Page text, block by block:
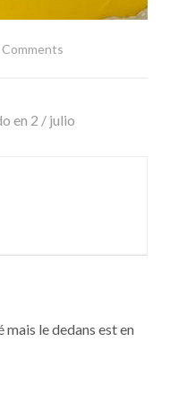
Comments
en 2 / julio
mais le dedans est en